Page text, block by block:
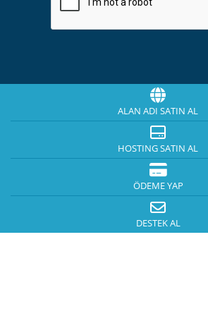
ALAN ADI SATIN AL
HOSTING SATIN AL
ÖDEME YAP
DESTEK AL